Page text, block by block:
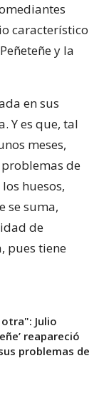
característico
y la
en sus
Y es que, tal
meses,
de
huesos,
se suma,
de
pues tiene
Julio
reapareció
problemas de